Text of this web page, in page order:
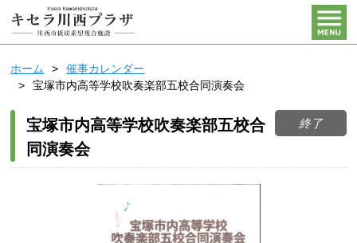
ホーム
催事カレンダー
宝塚市内高等学校吹奏楽部五校合同演奏会
終了
宝塚市内高等学校吹奏楽部五校合
同演奏会